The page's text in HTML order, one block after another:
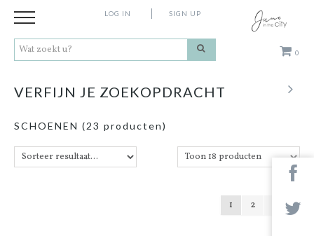
0
LOG IN SIGN UP
Accessoires
VERFIJN JE ZOEKOPDRACHT
SCHOENEN (23 producten)
1 2